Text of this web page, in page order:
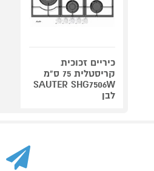
כיריים זכוכית
קריסטלית 75 ס"מ
SAUTER SHG7506W
לבן